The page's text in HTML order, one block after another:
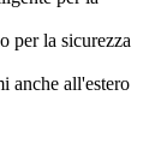
per la sicurezza
anche all'estero